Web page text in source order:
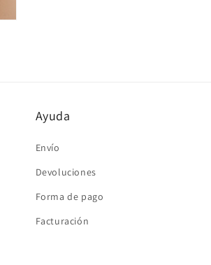
Ayuda
Envío
Devoluciones
Forma de pago
Facturación